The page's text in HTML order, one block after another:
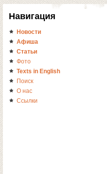
Навигация
Новости
Афиша
Статьи
Фото
Texts in English
Поиск
О нас
Ссылки